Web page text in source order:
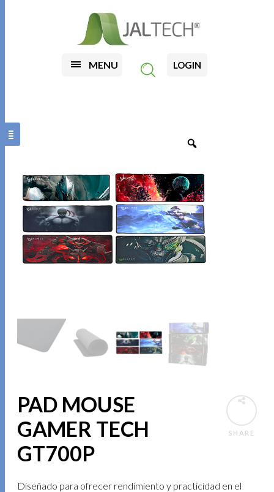
MENU LOGIN
SHARE
PAD MOUSE
GAMER TECH
GT700P
Diseñado para ofrecer rendimiento y practicidad en el